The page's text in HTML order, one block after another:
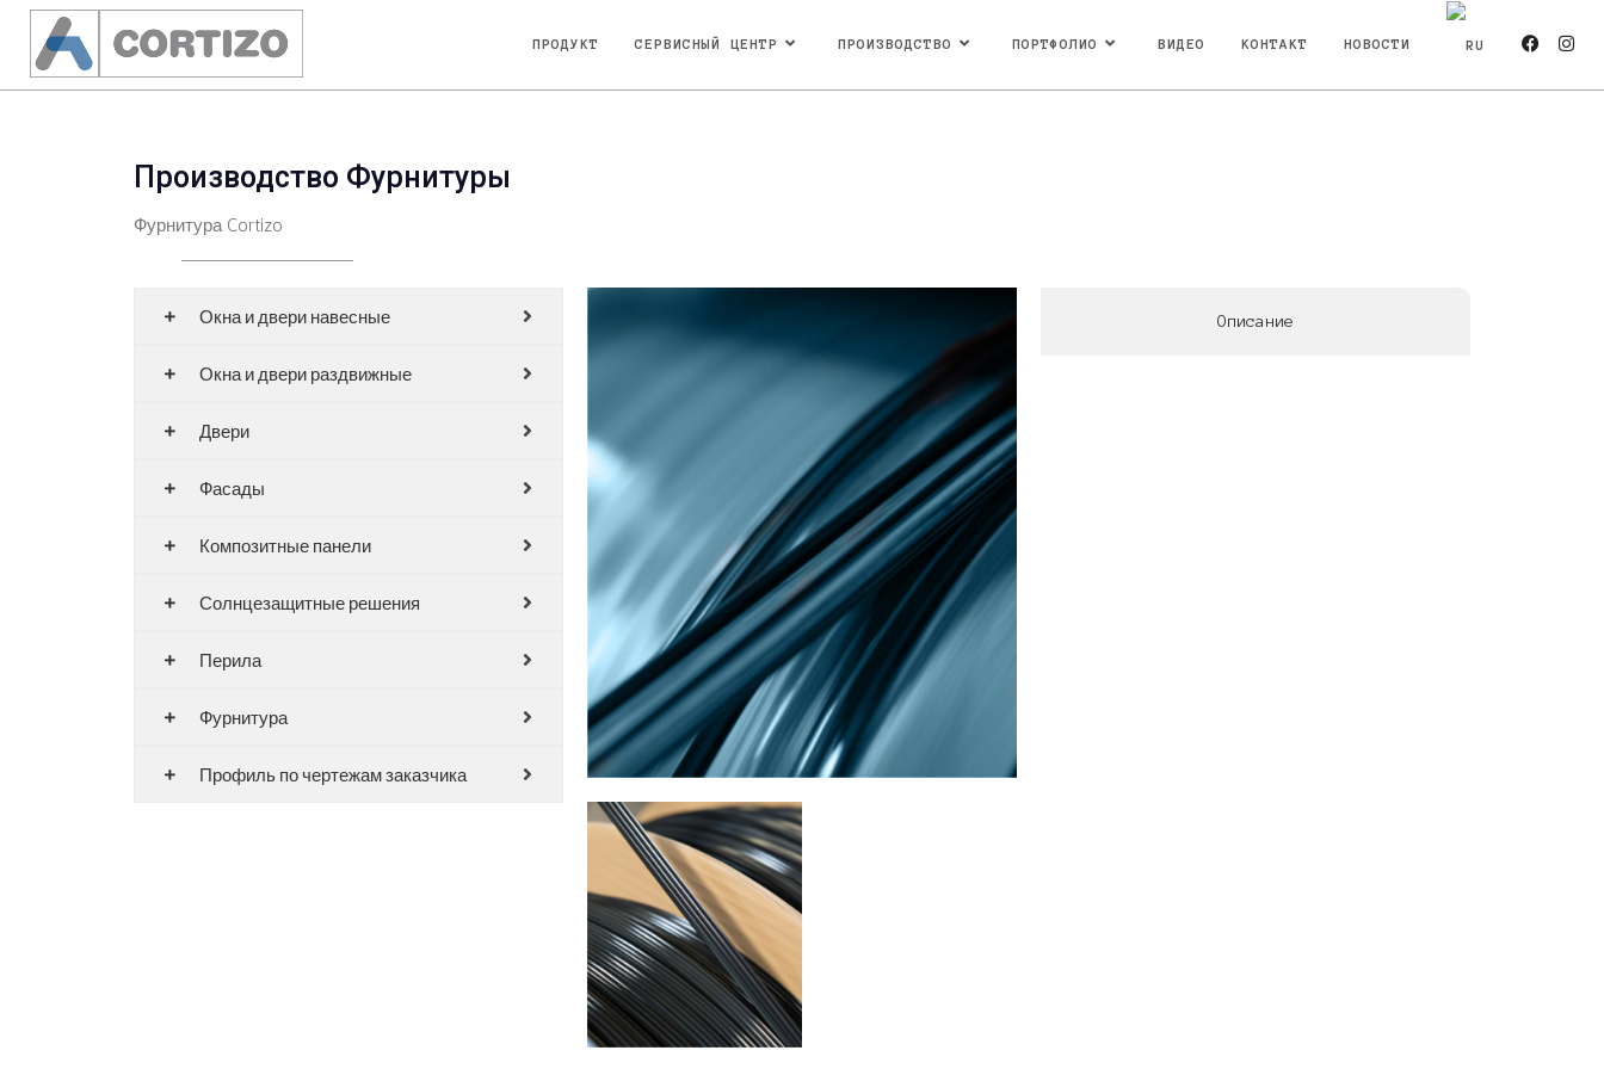
ПРОДУКТ СЕРВИСНЫЙ ЦЕНТР ПРОИЗВОДСТВО ПОРТФОЛИО ВИДЕО КОНТАКТ НОВОСТИ
Производство Фурнитуры
Фурнитура Cortizo
Окна и двери навесные
Окна и двери раздвижные
Двери
Фасады
Композитные панели
Солнцезащитные решения
Перила
Фурнитура
Профиль по чертежам заказчика
Описание